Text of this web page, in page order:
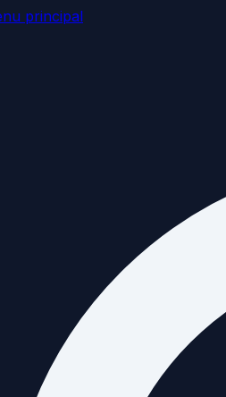
principal